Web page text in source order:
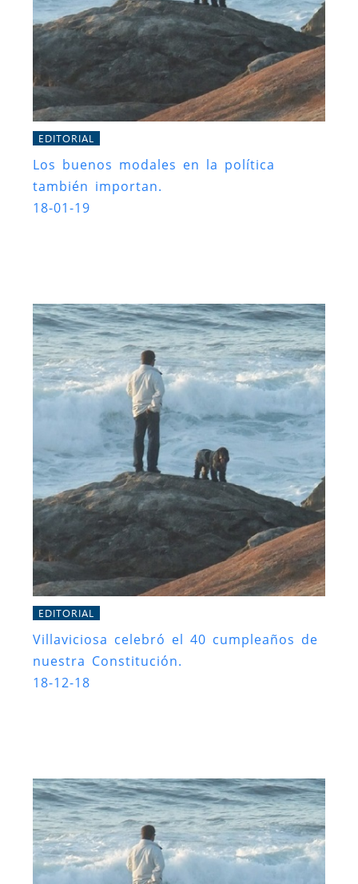
EDITORIAL
Los buenos modales en la política
también importan.
18-01-19
EDITORIAL
Villaviciosa celebró el 40 cumpleaños de
nuestra Constitución.
18-12-18